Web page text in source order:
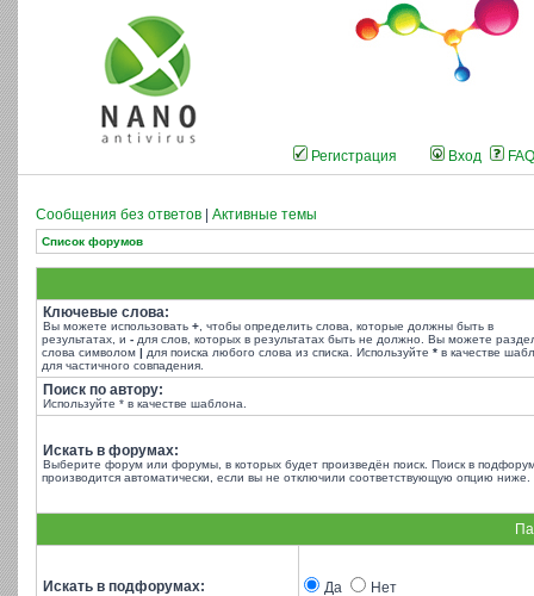
Регистрация Вход FAQ
Сообщения без ответов Активные темы
Список форумов
Ключевые слова:
Вы можете использовать + , чтобы определить слова, которые должны быть в
результатах, и - для слов, которых в результатах быть не должно. Вы можете
слова символом | для поиска любого слова из списка. Используйте * в качестве
для частичного совпадения.
Поиск по автору:
Используйте * в качестве шаблона.
Искать в форумах:
Выберите форум или форумы, в которых будет произведён поиск. Поиск в
производится автоматически, если вы не отключили соответствующую опцию ниже.
Искать в подфорумах: Да Нет